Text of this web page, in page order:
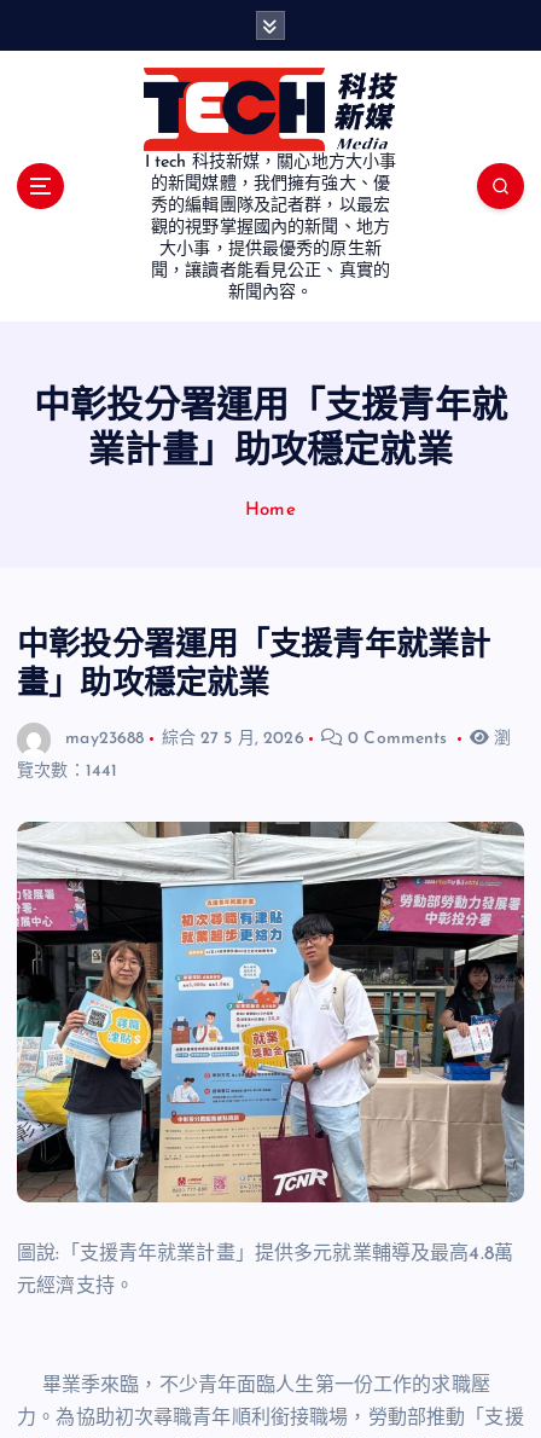
I tech 科技新媒，關心地方大小事
的新聞媒體，我們擁有強大、優
秀的編輯團隊及記者群，以最宏
觀的視野掌握國內的新聞、地方
大小事，提供最優秀的原生新
聞，讓讀者能看見公正、真實的
新聞內容。
中彰投分署運用「支援青年就
業計畫」助攻穩定就業
Home
中彰投分署運用「支援青年就業計
畫」助攻穩定就業
may23688 綜合 27 5 月, 2026 0 Comments
瀏
覽次數：1441
圖說:「支援青年就業計畫」提供多元就業輔導及最高4.8萬
元經濟支持。
畢業季來臨，不少青年面臨人生第一份工作的求職壓
力。為協助初次尋職青年順利銜接職場，勞動部推動「支援